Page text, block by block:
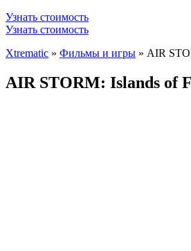
Узнать стоимость
Узнать стоимость
Xtrematic » Фильмы и игры » AIR
AIR STORM: Islands of